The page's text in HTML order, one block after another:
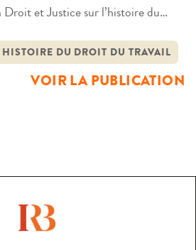
et Justice sur l’histoire du
jusqu’aux indépendances de
les années 1950 et 1960. Trois
être dégagées.La […]
HISTOIRE DU DROIT DU TRAVAIL
VOIR LA PUBLICATION